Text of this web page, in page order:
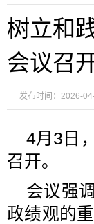
树立和
会议召
发布时间：2026-
4月3日
召开。
会议强
政绩观的